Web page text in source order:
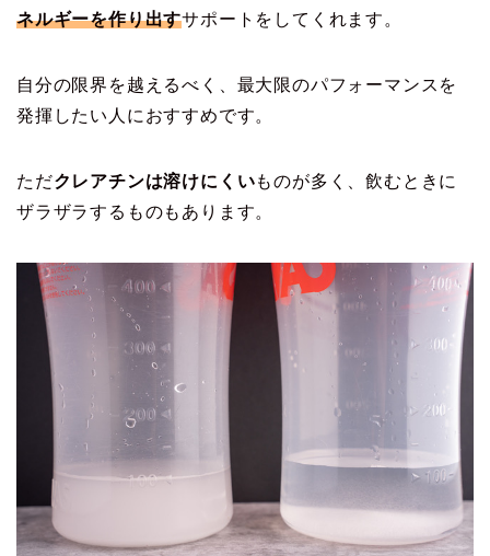
ネルギーを作り出すサポートをしてくれます。
自分の限界を越えるべく、最大限のパフォーマンスを
発揮したい人におすすめです。
ただクレアチンは溶けにくいものが多く、飲むときに
ザラザラするものもあります。